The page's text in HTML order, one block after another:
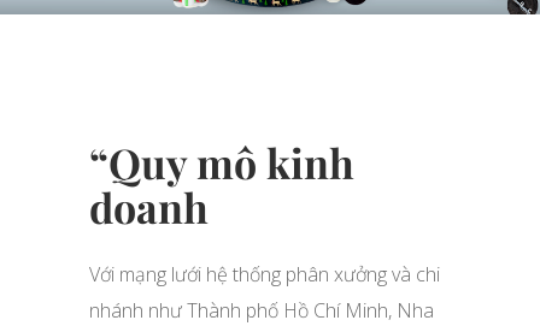
“Quy mô kinh
doanh
Với mạng lưới hệ thống phân xưởng và chi
nhánh như Thành phố Hồ Chí Minh, Nha